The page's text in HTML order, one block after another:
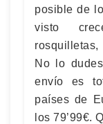
posible de
visto
No lo
envío es
países de
los 79’99€.